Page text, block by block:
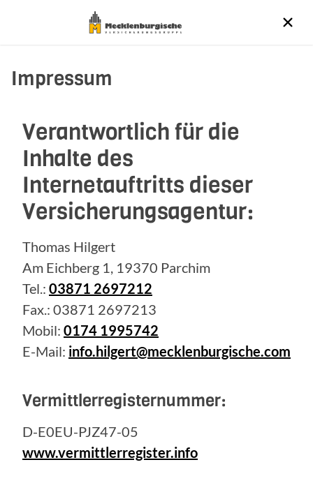
Impressum
Verantwortlich für die
Inhalte des
Internetauftritts dieser
Versicherungsagentur:
Thomas Hilgert
Am Eichberg 1, 19370 Parchim
Tel.: 03871 2697212
Fax.: 03871 2697213
Mobil: 0174 1995742
E-Mail: info.hilgert@mecklenburgische.com
Vermittlerregisternummer:
D-E0EU-PJZ47-05
www.vermittlerregister.info